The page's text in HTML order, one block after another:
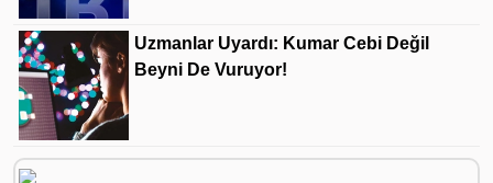
Uzmanlar Uyardı: Kumar Cebi Değil
Beyni De Vuruyor!